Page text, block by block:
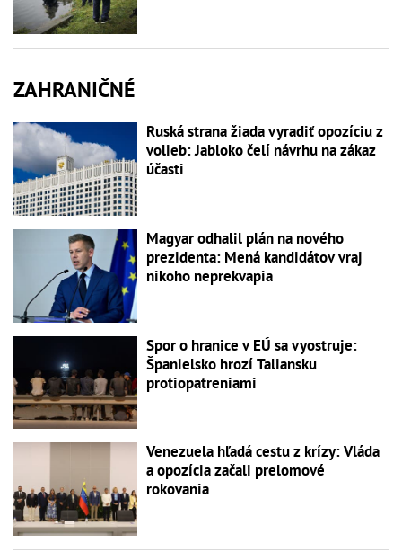
ZAHRANIČNÉ
Ruská strana žiada vyradiť opozíciu z
volieb: Jabloko čelí návrhu na zákaz
účasti
Magyar odhalil plán na nového
prezidenta: Mená kandidátov vraj
nikoho neprekvapia
Spor o hranice v EÚ sa vyostruje:
Španielsko hrozí Taliansku
protiopatreniami
Venezuela hľadá cestu z krízy: Vláda
a opozícia začali prelomové
rokovania